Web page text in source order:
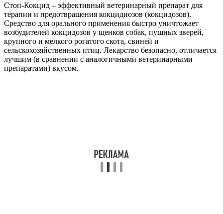
Стоп-Кокцид – эффективный ветеринарный препарат для
терапии и предотвращения кокцидиозов (кокцидозов).
Средство для орального применения быстро уничтожает
возбудителей кокцидозов у щенков собак, пушных зверей,
крупного и мелкого рогатого скота, свиней и
сельскохозяйственных птиц. Лекарство безопасно, отличается
лучшим (в сравнении с аналогичными ветеринарными
препаратами) вкусом.